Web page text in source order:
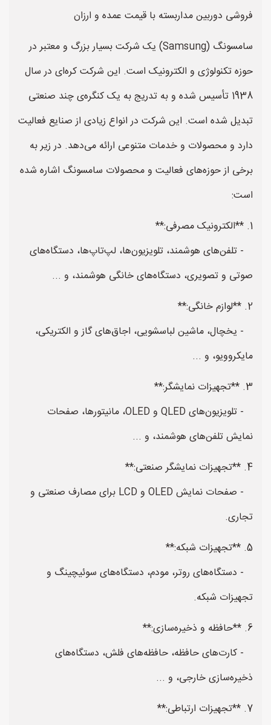
فروشی دوربین مداربسته با قیمت عمده و ارزان
سامسونگ (Samsung) یک شرکت بسیار بزرگ و معتبر در
حوزه تکنولوژی و الکترونیک است. این شرکت کره‌ای در سال
1938 تأسیس شده و به تدریج به یک کنگره‌ی چند صنعتی
تبدیل شده است. این شرکت در انواع زیادی از صنایع فعالیت
دارد و محصولات و خدمات متنوعی ارائه می‌دهد. در زیر به
برخی از حوزه‌های فعالیت و محصولات سامسونگ اشاره شده
است:
1. **الکترونیک مصرفی:**
- تلفن‌های هوشمند، تلویزیون‌ها، لپ‌تاپ‌ها، دستگاه‌های
صوتی و تصویری، دستگاه‌های خانگی هوشمند، و ...
2. **لوازم خانگی:**
- یخچال، ماشین لباسشویی، اجاق‌های گاز و الکتریکی،
مایکروویو، و ...
3. **تجهیزات نمایشگر:**
- تلویزیون‌های QLED و OLED، مانیتورها، صفحات
نمایش تلفن‌های هوشمند، و ...
4. **تجهیزات نمایشگر صنعتی:**
- صفحات نمایش OLED و LCD برای مصارف صنعتی و
تجاری.
5. **تجهیزات شبکه:**
- دستگاه‌های روتر، مودم، دستگاه‌های سوئیچینگ و
تجهیزات شبکه.
6. **حافظه و ذخیره‌سازی:**
- کارت‌های حافظه، حافظه‌های فلش، دستگاه‌های
ذخیره‌سازی خارجی، و ...
7. **تجهیزات ارتباطی:**